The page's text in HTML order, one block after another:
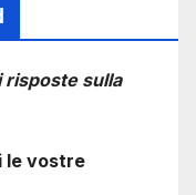
risposte sulla
le vostre